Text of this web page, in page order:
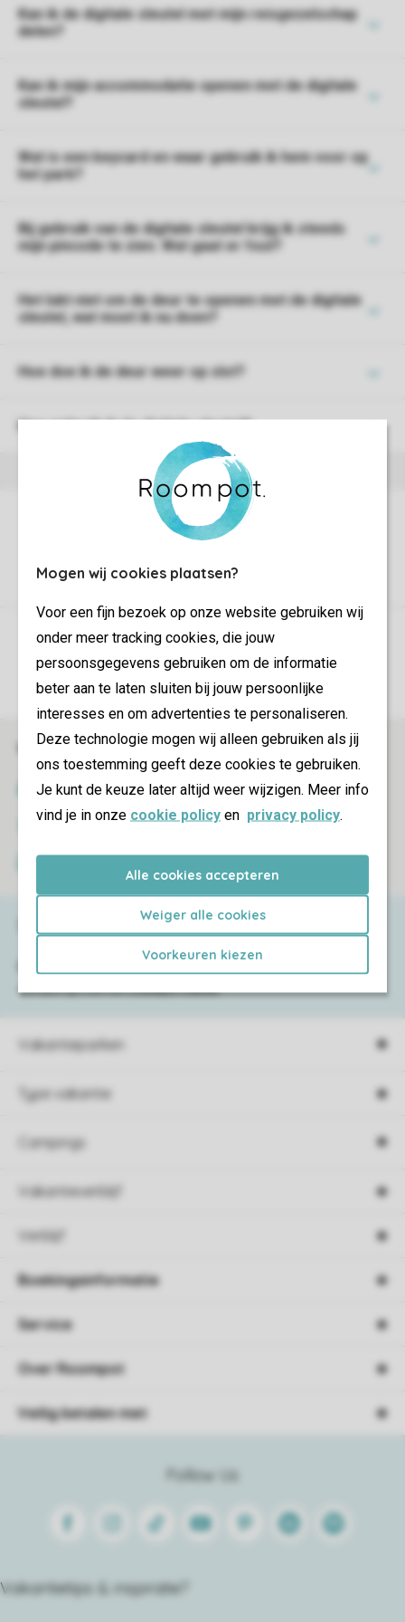
Mogen wij cookies plaatsen?
Voor een fijn bezoek op onze website gebruiken wij
onder meer tracking cookies, die jouw
persoonsgegevens gebruiken om de informatie
beter aan te laten sluiten bij jouw persoonlijke
interesses en om advertenties te personaliseren.
Deze technologie mogen wij alleen gebruiken als jij
ons toestemming geeft deze cookies te gebruiken.
Je kunt de keuze later altijd weer wijzigen. Meer info
vind je in onze cookie policy en privacy policy.
Alle cookies accepteren
Weiger alle cookies
Voorkeuren kiezen
Kan ik de digitale sleutel met mijn reisgezelschap
delen?
Kan ik mijn accommodatie openen met de digitale
sleutel?
Wat is een keycard en waar gebruik ik hem voor op
het park?
Bij gebruik van de digitale sleutel krijg ik steeds
mijn pincode te zien. Wat gaat er fout?
Het lukt niet om de deur te openen met de digitale
sleutel, wat moet ik nu doen?
Hoe doe ik de deur weer op slot?
Hoe gebruik ik de digitale sleutel?
Controle over jouw gegevens & privacy
Instellingen wijzigen
Veilig en snel online boeken
SSL certificaat
Veilige gegevensoverdracht
Vakantieparken
Type vakantie
Campings
Vakantieverblijf
Verblijf
Service & contact
Follow Us
FacebookInstagram
Tiktok Youtube PinterestLinkedinSpotify
Vakantietips & inspiratie?
Boekingsinformatie
Service
Over Roompot
Veilig betalen met